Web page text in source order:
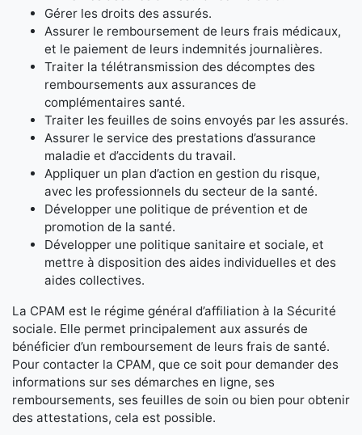
Gérer les droits des assurés.
Assurer le remboursement de leurs frais médicaux,
et le paiement de leurs indemnités journalières.
Traiter la télétransmission des décomptes des
remboursements aux assurances de
complémentaires santé.
Traiter les feuilles de soins envoyés par les assurés.
Assurer le service des prestations d’assurance
maladie et d’accidents du travail.
Appliquer un plan d’action en gestion du risque,
avec les professionnels du secteur de la santé.
Développer une politique de prévention et de
promotion de la santé.
Développer une politique sanitaire et sociale, et
mettre à disposition des aides individuelles et des
aides collectives.
La CPAM est le régime général d’affiliation à la Sécurité
sociale. Elle permet principalement aux assurés de
bénéficier d’un remboursement de leurs frais de santé.
Pour contacter la CPAM, que ce soit pour demander des
informations sur ses démarches en ligne, ses
remboursements, ses feuilles de soin ou bien pour obtenir
des attestations, cela est possible.